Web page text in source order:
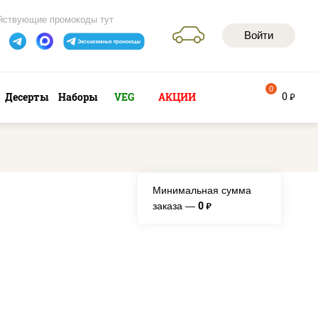
Войти
промокоды тут
Десерты Наборы VEG АКЦИИ 0 руб
0
Минимальная сумма
заказа — 0 руб.